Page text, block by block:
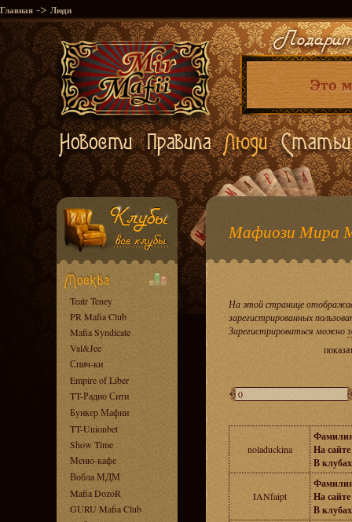
Главная -> Люди
Teatr Teney
PR Mafia Club
Mafia Syndicate
Val&Jee
Спич-ки
Empire of Liber
TT-Радио Сити
Бункер Мафии
TT-Unionbet
Show Time
Меню-кафе
Вобла МДМ
Mafia DozoR
GURU Mafia Club
Мафиози Мира
На этой странице
зарегистрированных
Зарегистрироваться можно
noladuckina
На
В
IANfaipt
На
В